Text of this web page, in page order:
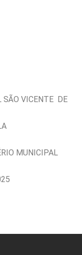
SÃO VICENTE DE
MUNICIPAL